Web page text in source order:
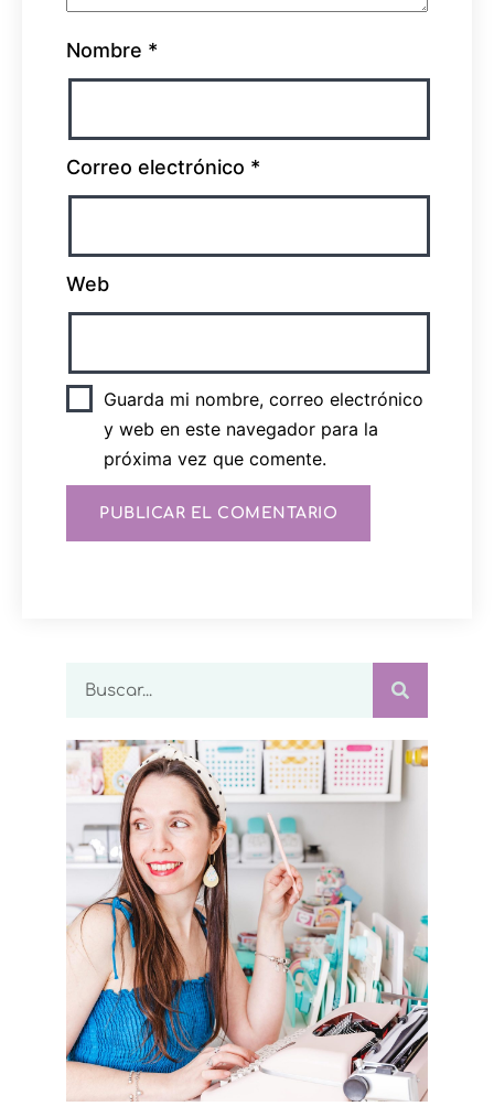
Nombre *
Correo electrónico *
Web
Guarda mi nombre, correo electrónico
y web en este navegador para la
próxima vez que comente.